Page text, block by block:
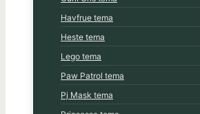
Havfrue tema
Heste tema
Lego tema
Paw Patrol tema
Pj Mask tema